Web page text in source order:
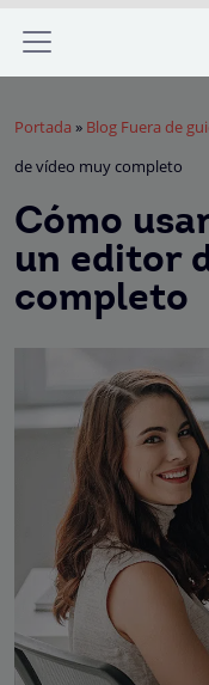
Portada » Blog Fuera de
de vídeo muy completo
Cómo
un editor
completo